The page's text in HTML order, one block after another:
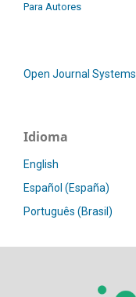
Para Autores
Open Journal Systems
Idioma
English
Español (España)
Português (Brasil)